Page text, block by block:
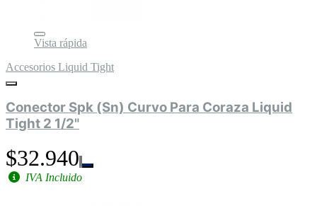
Vista rápida
Accesorios Liquid Tight
Conector Spk (Sn) Curvo Para Coraza Liquid
Tight 2 1/2"
$32.940
IVA Incluido